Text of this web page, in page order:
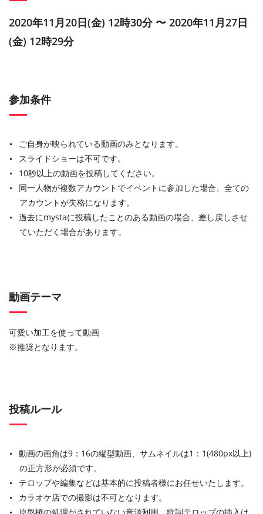
2020年11月20日(金) 12時30分 〜 2020年11月27日
(金) 12時29分
参加条件
ご自身が映られている動画のみとなります。
スライドショーは不可です。
10秒以上の動画を投稿してください。
同一人物が複数アカウントでイベントに参加した場合、全ての
アカウントが失格になります。
過去にmystaに投稿したことのある動画の場合、差し戻しさせ
ていただく場合があります。
動画テーマ
可愛い加工を使って動画
※推奨となります。
投稿ルール
動画の画角は9：16の縦型動画、サムネイルは1：1(480px以上)
の正方形が必須です。
テロップや編集などは基本的に投稿者様にお任せいたします。
カラオケ店での撮影は不可となります。